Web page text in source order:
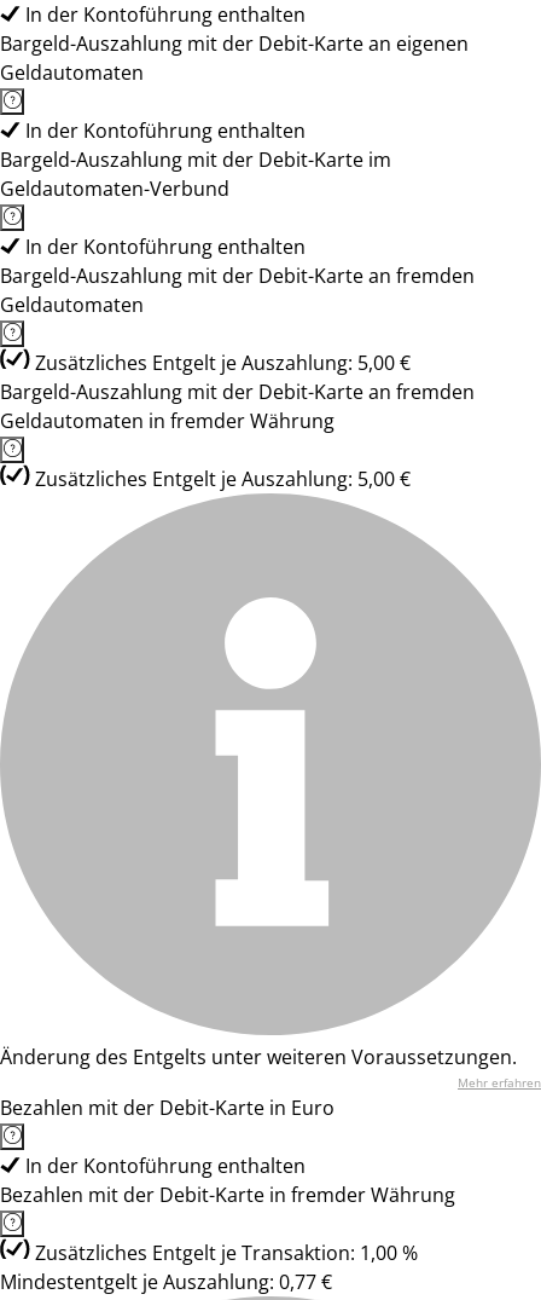
In der Kontoführung enthalten
Bargeld-Auszahlung mit der Debit-Karte an eigenen
Geldautomaten
In der Kontoführung enthalten
Bargeld-Auszahlung mit der Debit-Karte im
Geldautomaten-Verbund
In der Kontoführung enthalten
Bargeld-Auszahlung mit der Debit-Karte an fremden
Geldautomaten
Zusätzliches Entgelt je Auszahlung: 5,00 €
Bargeld-Auszahlung mit der Debit-Karte an fremden
Geldautomaten in fremder Währung
Zusätzliches Entgelt je Auszahlung: 5,00 €
Änderung des Entgelts unter weiteren Voraussetzungen.
Mehr erfahren
Bezahlen mit der Debit-Karte in Euro
In der Kontoführung enthalten
Bezahlen mit der Debit-Karte in fremder Währung
Zusätzliches Entgelt je Transaktion: 1,00 %
Mindestentgelt je Auszahlung: 0,77 €